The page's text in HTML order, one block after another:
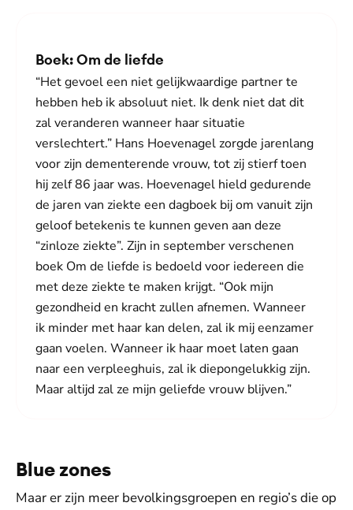
Boek: Om de liefde
“Het gevoel een niet gelijkwaardige partner te
hebben heb ik absoluut niet. Ik denk niet dat dit
zal veranderen wanneer haar situatie
verslechtert.” Hans Hoevenagel zorgde jarenlang
voor zijn dementerende vrouw, tot zij stierf toen
hij zelf 86 jaar was. Hoevenagel hield gedurende
de jaren van ziekte een dagboek bij om vanuit zijn
geloof betekenis te kunnen geven aan deze
“zinloze ziekte”. Zijn in september verschenen
boek Om de liefde is bedoeld voor iedereen die
met deze ziekte te maken krijgt. “Ook mijn
gezondheid en kracht zullen afnemen. Wanneer
ik minder met haar kan delen, zal ik mij eenzamer
gaan voelen. Wanneer ik haar moet laten gaan
naar een verpleeghuis, zal ik diepongelukkig zijn.
Maar altijd zal ze mijn geliefde vrouw blijven.”
Blue zones
Maar er zijn meer bevolkingsgroepen en regio’s die op